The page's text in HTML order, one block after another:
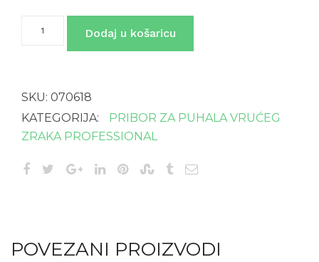
sapnica
Dodaj u košaricu
SKU: 070618
KATEGORIJA:
PRIBOR ZA PUHALA VRUĆEG
ZRAKA PROFESSIONAL
POVEZANI PROIZVODI